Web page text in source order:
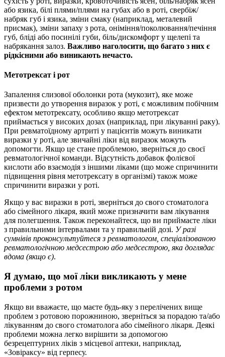
або язика, білі плями/плями на губах або в роті, свербіж/
набряк губ і язика, зміни смаку (наприклад, металевий
присмак), зміни запаху з рота, оніміння/поколювання/печіння
губ, бліді або посинілі губи, біль/дискомфорт у щелепі та
набрякання залоз. Важливо наголосити, що багато з них є
рідкісними або виникають нечасто.
Метотрексат і рот
Запалення слизової оболонки рота (мукозит), яке може
призвести до утворення виразок у роті, є можливим побічним
ефектом метотрексату, особливо якщо метотрексат
приймається у високих дозах (наприклад, при лікуванні раку).
При ревматоїдному артриті у пацієнтів можуть виникати
виразки у роті, але звичайні ліки від виразок можуть
допомогти. Якщо це стане проблемою, зверніться до своєї
ревматологічної команди. Відсутність добавок фолієвої
кислоти або взаємодія з іншими ліками (що може спричинити
підвищення рівня метотрексату в організмі) також може
спричинити виразки у роті.
Якщо у вас виразки в роті, зверніться до свого стоматолога
або сімейного лікаря, який може призначити вам лікування
для полегшення. Також переконайтеся, що ви приймаєте ліки
з правильними інтервалами та у правильній дозі. У разі
сумнівів проконсультуйтеся з ревматологом, спеціалізованою
ревматологічною медсестрою або медсестрою, яка доглядає
вдома (якщо є).
Я думаю, що мої ліки викликають у мене
проблеми з ротом
Якщо ви вважаєте, що маєте будь-яку з перелічених вище
проблем з ротовою порожниною, зверніться за порадою та/або
лікуванням до свого стоматолога або сімейного лікаря. Деякі
проблеми можна легко вирішити за допомогою
безрецептурних ліків з місцевої аптеки, наприклад,
«Зовіраксу» від герпесу.